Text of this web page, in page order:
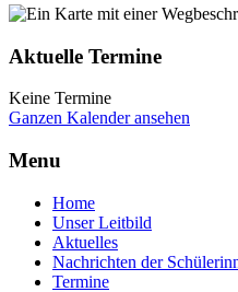
Aktuelle Termine
Keine Termine
Ganzen Kalender ansehen
Menu
Home
Unser Leitbild
Aktuelles
Nachrichten der
Termine